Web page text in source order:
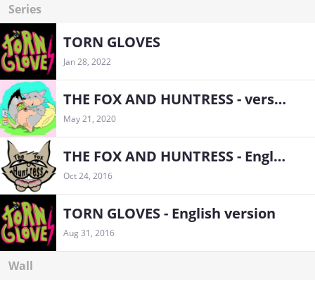
tarjetas de presentación, Diseño de Logotipo Ilustración de
cuento, Ilustraciones personalizadas a pedido por el cliente
(comic, manga, SD)
Series
TORN GLOVES
Jan 28, 2022
THE FOX AND HUNTRESS - version en Español
May 21, 2020
THE FOX AND HUNTRESS - English Version
Oct 24, 2016
TORN GLOVES - English version
Aug 31, 2016
Wall